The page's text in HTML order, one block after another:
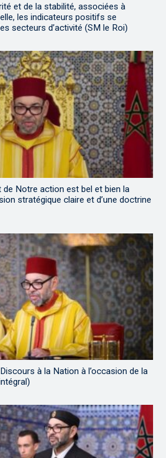
et de la stabilité, associées à
les indicateurs positifs se
secteurs d’activité (SM le Roi)
de Notre action est bel et bien la
stratégique claire et d’une doctrine
à la Nation à l’occasion de la